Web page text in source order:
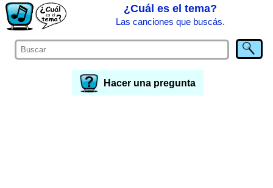
¿Cuál es el tema?
Las canciones que buscás.
Hacer una pregunta